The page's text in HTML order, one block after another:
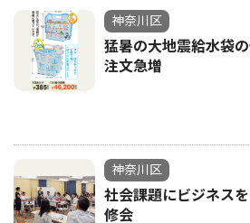
神奈川区
猛暑の大地震給水袋
注文急増
神奈川区
社会課題にビジネス
修会